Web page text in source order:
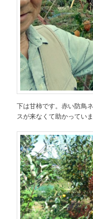
下は甘柿です。赤い防鳥
スが来なくて助かっていま